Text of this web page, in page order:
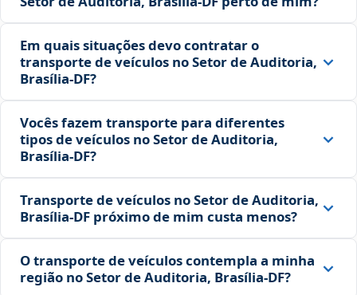
Em quais situações devo contratar o
transporte de veículos no Setor de Auditoria,
Brasília‑DF?
Vocês fazem transporte para diferentes
tipos de veículos no Setor de Auditoria,
Brasília‑DF?
Transporte de veículos no Setor de Auditoria,
Brasília‑DF próximo de mim custa menos?
O transporte de veículos contempla a minha
região no Setor de Auditoria, Brasília‑DF?